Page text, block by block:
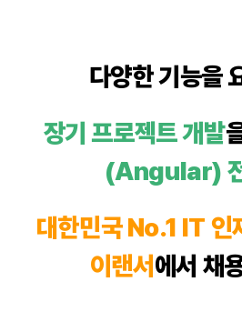
다양한 기능을
장기 프로젝트 개발
(Angular)
대한민국 No.1 IT 인
이랜서 에서 채